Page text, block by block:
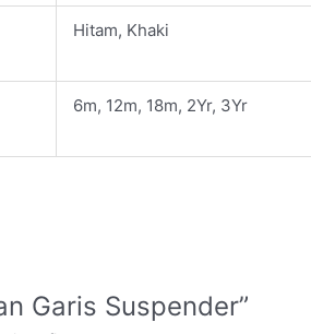
Hitam, Khaki
6m, 12m, 18m, 2Yr, 3Yr
Garis Suspender”